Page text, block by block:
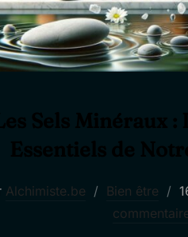
Alchimiste.be Bien être
le